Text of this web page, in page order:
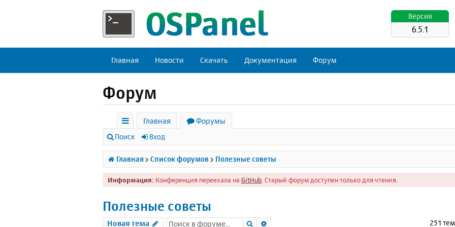
Версия
6.5.1
Главная Новости Скачать Документация Форум
Форум
с
ы
л
к
Главная
Форумы
Поиск Вход
Главная Список форумов Полезные советы
Информация: Конференция переехала на GitHub . Старый форум доступен только для чтения.
Полезные советы
Новая тема Поиск 251